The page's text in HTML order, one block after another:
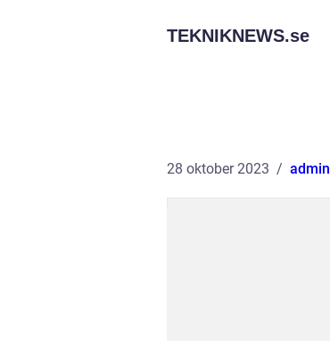
TEKNIKNEWS.se
28 oktober 2023 admin